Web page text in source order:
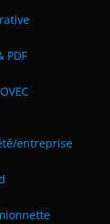
PDF
/entreprise